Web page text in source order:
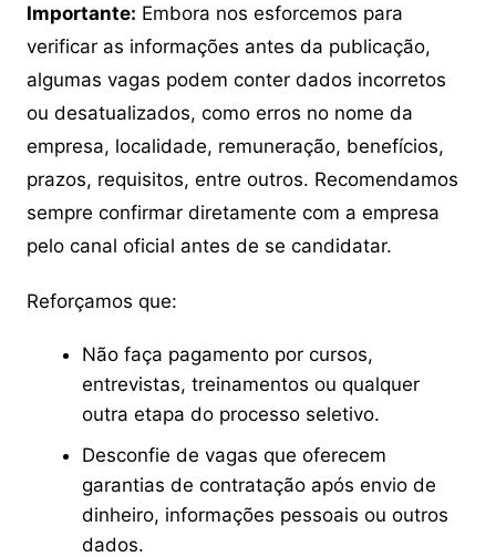
Importante: Embora nos esforcemos para
verificar as informações antes da publicação,
algumas vagas podem conter dados incorretos
ou desatualizados, como erros no nome da
empresa, localidade, remuneração, benefícios,
prazos, requisitos, entre outros. Recomendamos
sempre confirmar diretamente com a empresa
pelo canal oficial antes de se candidatar.
Reforçamos que:
Não faça pagamento por cursos,
entrevistas, treinamentos ou qualquer
outra etapa do processo seletivo.
Desconfie de vagas que oferecem
garantias de contratação após envio de
dinheiro, informações pessoais ou outros
dados.